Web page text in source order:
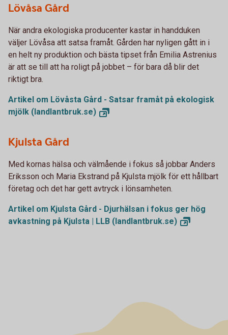
Lövåsa Gård
När andra ekologiska producenter kastar in handduken
väljer Lövåsa att satsa framåt. Gården har nyligen gått in i
en helt ny produktion och bästa tipset från Emilia Astrenius
är att se till att ha roligt på jobbet – för bara då blir det
riktigt bra.
Artikel om Lövåsta Gård - Satsar framåt på ekologisk
mjölk (landlantbruk.se)
Kjulsta Gård
Med kornas hälsa och välmående i fokus så jobbar Anders
Eriksson och Maria Ekstrand på Kjulsta mjölk för ett hållbart
företag och det har gett avtryck i lönsamheten.
Artikel om Kjulsta Gård - Djurhälsan i fokus ger hög
avkastning på Kjulsta | LLB (landlantbruk.se)